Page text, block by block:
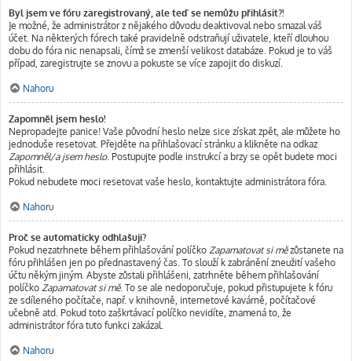
Byl jsem ve fóru zaregistrovaný, ale teď se nemůžu přihlásit?!
Je možné, že administrátor z nějakého důvodu deaktivoval nebo smazal váš
účet. Na některých fórech také pravidelně odstraňují uživatele, kteří dlouhou
dobu do fóra nic nenapsali, čímž se zmenší velikost databáze. Pokud je to váš
případ, zaregistrujte se znovu a pokuste se více zapojit do diskuzí.
Nahoru
Zapomněl jsem heslo!
Nepropadejte panice! Vaše původní heslo nelze sice získat zpět, ale můžete ho
jednoduše resetovat. Přejděte na přihlašovací stránku a klikněte na odkaz
Zapomněl/a jsem heslo. Postupujte podle instrukcí a brzy se opět budete moci
přihlásit.
Pokud nebudete moci resetovat vaše heslo, kontaktujte administrátora fóra.
Nahoru
Proč se automaticky odhlašuji?
Pokud nezatrhnete během přihlašování políčko Zapamatovat si mězůstanete na
fóru přihlášen jen po přednastavený čas. To slouží k zabránění zneužití vašeho
účtu někým jiným. Abyste zůstali přihlášeni, zatrhněte během přihlašování
políčko Zapamatovat si mě. To se ale nedoporučuje, pokud přistupujete k fóru
ze sdíleného počítače, např. v knihovně, internetové kavárně, počítačové
učebně atd. Pokud toto zaškrtávací políčko nevidíte, znamená to, že
administrátor fóra tuto funkci zakázal.
Nahoru